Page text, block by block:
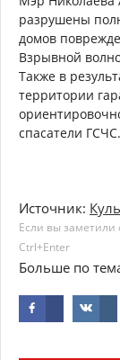
разрушены
домов
Взрывной
Также в
территории
спасатели ГСЧС.
Источник:
Если вы заметили
Ctrl+Enter
Больше по